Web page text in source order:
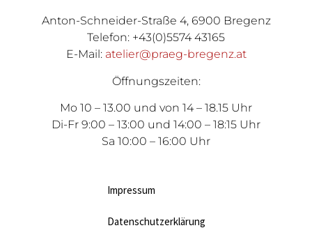
Anton-Schneider-Straße 4, 6900 Bregenz
Telefon: +43(0)5574 43165
E-Mail: atelier@praeg-bregenz.at
Öffnungszeiten:
Mo 10 – 13.00 und von 14 – 18.15 Uhr
Di-Fr 9:00 – 13:00 und 14:00 – 18:15 Uhr
Sa 10:00 – 16:00 Uhr
Impressum
Datenschutzerklärung